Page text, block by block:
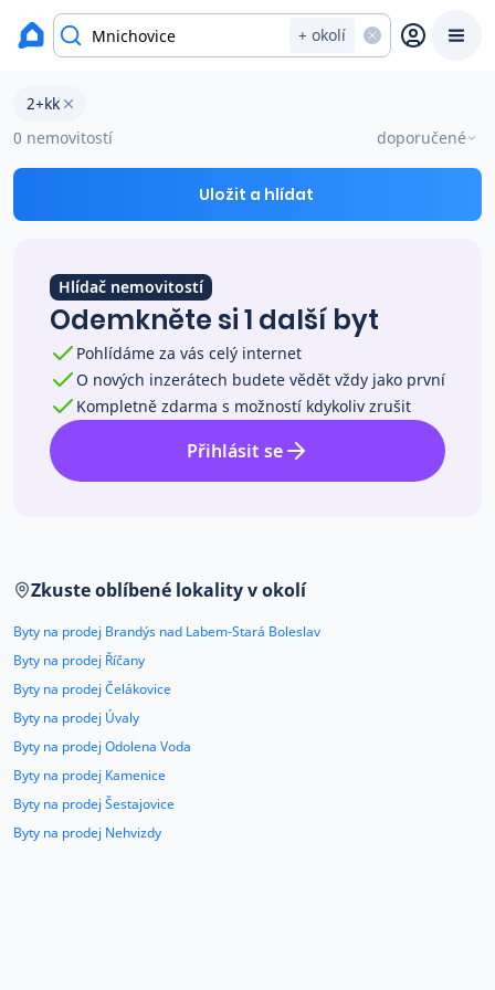
+ okolí
Prodat
Prodej s Reas.cz
Ceny prodaných nemovitostí
Okamžitý výkup
Přehled realitních makléřů
O nás
Kariéra
Kontakt
okres Praha-východ
Byty 2+kk na prodej Mnichovice
2+kk
0 nemovitostí
doporučené
Uložit a hlídat
Hlídač nemovitostí
Odemkněte si 1 další byt
Pohlídáme za vás celý internet
O nových inzerátech budete vědět vždy jako první
Kompletně zdarma s možností kdykoliv zrušit
Přihlásit se
Zkuste oblíbené lokality v okolí
Byty na prodej Brandýs nad Labem-Stará Boleslav
Byty na prodej Říčany
Byty na prodej Čelákovice
Byty na prodej Úvaly
Byty na prodej Odolena Voda
Byty na prodej Kamenice
Byty na prodej Šestajovice
Byty na prodej Nehvizdy